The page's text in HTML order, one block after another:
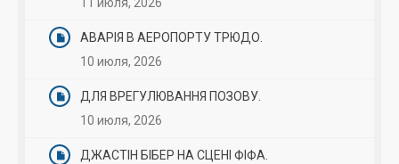
11 июля, 2026
АВАРІЯ В АЕРОПОРТУ ТРЮДО.
10 июля, 2026
ДЛЯ ВРЕГУЛЮВАННЯ ПОЗОВУ.
10 июля, 2026
ДЖАСТІН БІБЕР НА СЦЕНІ ФІФА.